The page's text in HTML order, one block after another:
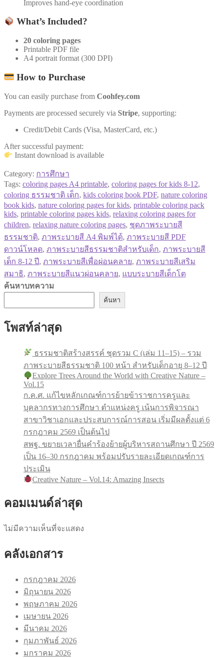
Improves hand-eye coordination
What’s Included?
20 coloring pages
Printable PDF file
A4 portrait format (300 DPI)
How to Purchase
You can easily purchase from Coohfey.com
Payments are processed securely via Stripe, supporting:
Credit/Debit Cards (Visa, MasterCard, etc.)
After successful payment:
Instant download is available
Category: การศึกษา
Tags: coloring pages A4 printable, coloring pages for kids 8-12,
coloring ธรรมชาติ เด็ก, kids coloring book PDF, nature coloring
book kids, nature coloring pages for kids, printable coloring pack
kids, printable coloring pages kids, relaxing coloring pages for
children, relaxing nature coloring pages, ชุดภาพระบายสี
ธรรมชาติ, ภาพระบายสี A4 พิมพ์ได้, ภาพระบายสี PDF
ดาวน์โหลด, ภาพระบายสีธรรมชาติสำหรับเด็ก, ภาพระบายสี
เด็ก 8-12 ปี, ภาพระบายสีเพื่อผ่อนคลาย, ภาพระบายสีเสริม
สมาธิ, ภาพระบายสีแนวผ่อนคลาย, แบบระบายสีเด็กโต
ค้นหาบทความ
ค้นหา
โพสท์ล่าสุด
ธรรมชาติสร้างสรรค์ ชุดรวม C (เล่ม 11–15) – รวม
ภาพระบายสีธรรมชาติ 100 หน้า สำหรับเด็กอายุ 8–12 ปี
Explore Trees Around the World with Creative Nature –
Vol.15
ก.ค.ศ. แก้ไขหลักเกณฑ์การย้ายข้าราชการครูและ
บุคลากรทางการศึกษา ตำแหน่งครู เน้นการพิจารณา
สาขาวิชาเอกและประสบการณ์การสอน เริ่มมีผลตั้งแต่ 6
กรกฎาคม 2569 เป็นต้นไป
สพฐ. ขยายเวลายื่นคำร้องย้ายผู้บริหารสถานศึกษา ปี 2569
เป็น 16–30 กรกฎาคม พร้อมปรับรายละเอียดเกณฑ์การ
ประเมิน
Creative Nature – Vol.14: Amazing Insects
คอมเมนด์ล่าสุด
ไม่มีความเห็นที่จะแสดง
คลังเอกสาร
กรกฎาคม 2026
มิถุนายน 2026
พฤษภาคม 2026
เมษายน 2026
มีนาคม 2026
กุมภาพันธ์ 2026
มกราคม 2026